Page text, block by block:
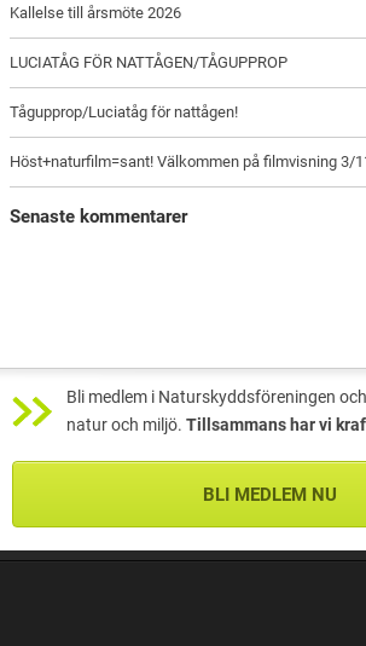
Kallelse till årsmöte 2026
LUCIATÅG FÖR NATTÅGEN/TÅGUPPROP
Tågupprop/Luciatåg för nattågen!
Höst+naturfilm=sant! Välkommen på filmvisning 3/
Senaste kommentarer
Bli medlem i Naturskyddsföreningen
natur och miljö. Tillsammans har vi
BLI MEDLEM NU